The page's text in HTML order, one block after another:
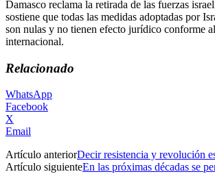
Damasco reclama la retirada de las fuerzas
sostiene que todas las medidas adoptadas por
son nulas y no tienen efecto jurídico conforme
internacional.
Relacionado
WhatsApp
Facebook
X
Email
Artículo anteriorDecir resistencia y revolución
Artículo siguienteEn las próximas décadas se